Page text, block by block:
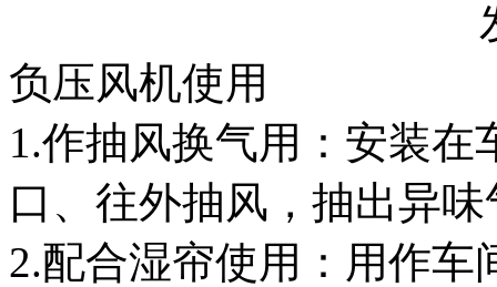
负压风机使用
1.作抽风换气用：安装
口、往外抽风，抽出异
2.配合湿帘使用：用作